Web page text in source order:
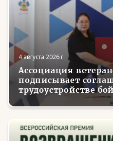
4 августа 2026 г.
Ассоциация
подписывает
трудоустройстве
занятости в